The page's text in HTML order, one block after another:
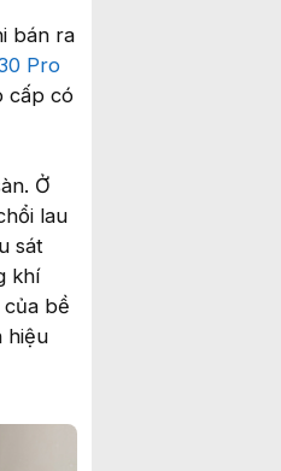
bán ra
Pro
cấp có
Ở
lau
sát
khí
bề
hiệu